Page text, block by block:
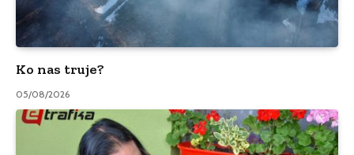
Ko nas truje?
05/08/2026